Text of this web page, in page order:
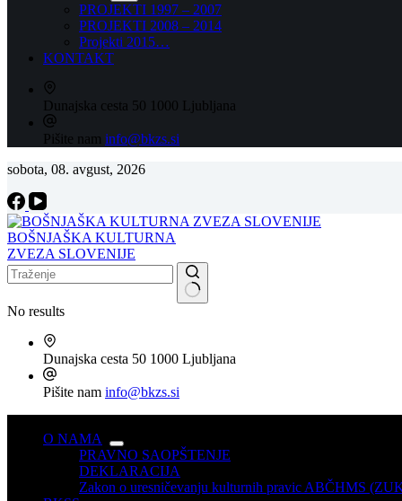
PROJEKTI 1997 – 2007
PROJEKTI 2008 – 2014
Projekti 2015…
KONTAKT
Dunajska cesta 50 1000 Ljubljana
Pišite nam info@bkzs.si
sobota, 08. avgust, 2026
BOŠNJAŠKA KULTURNA
ZVEZA SLOVENIJE
No results
Dunajska cesta 50 1000 Ljubljana
Pišite nam info@bkzs.si
O NAMA
PRAVNO SAOPŠTENJE
DEKLARACIJA
Zakon o uresničevanju kulturnih pravic ABČHMS